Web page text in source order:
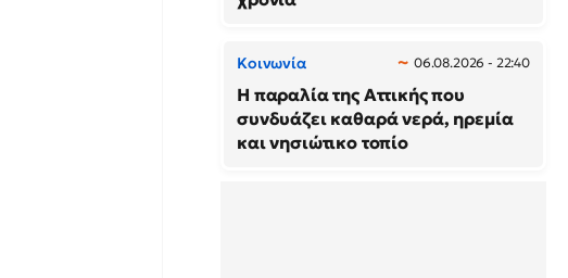
Κοινωνία 06.08.2026 - 22:40
Η παραλία της Αττικής που
συνδυάζει καθαρά νερά, ηρεμία
και νησιώτικο τοπίο